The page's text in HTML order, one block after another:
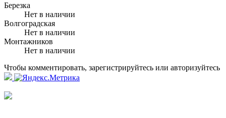
Березка
Нет в наличии
Волгоградская
Нет в наличии
Монтажников
Нет в наличии
Чтобы комментировать, зарегистрируйтесь или авторизуйтесь